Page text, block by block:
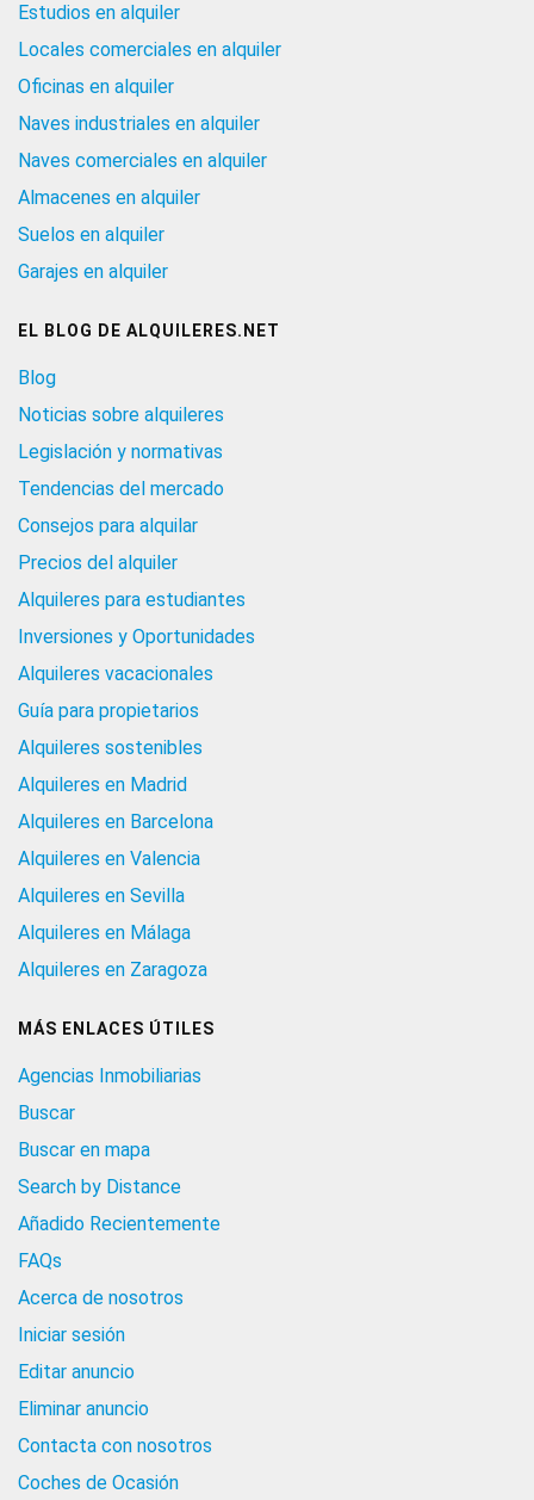
Estudios en alquiler
Locales comerciales en alquiler
Oficinas en alquiler
Naves industriales en alquiler
Naves comerciales en alquiler
Almacenes en alquiler
Suelos en alquiler
Garajes en alquiler
EL BLOG DE ALQUILERES.NET
Blog
Noticias sobre alquileres
Legislación y normativas
Tendencias del mercado
Consejos para alquilar
Precios del alquiler
Alquileres para estudiantes
Inversiones y Oportunidades
Alquileres vacacionales
Guía para propietarios
Alquileres sostenibles
Alquileres en Madrid
Alquileres en Barcelona
Alquileres en Valencia
Alquileres en Sevilla
Alquileres en Málaga
Alquileres en Zaragoza
MÁS ENLACES ÚTILES
Agencias Inmobiliarias
Buscar
Buscar en mapa
Search by Distance
Añadido Recientemente
FAQs
Acerca de nosotros
Iniciar sesión
Editar anuncio
Eliminar anuncio
Contacta con nosotros
Coches de Ocasión